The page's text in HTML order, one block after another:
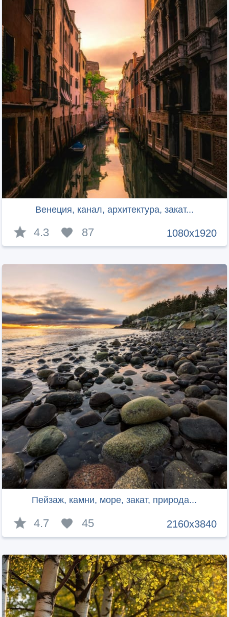
Венеция, канал, архитектура, закат...
1080x1920
4.3 87
Пейзаж, камни, море, закат, природа...
2160x3840
4.7 45